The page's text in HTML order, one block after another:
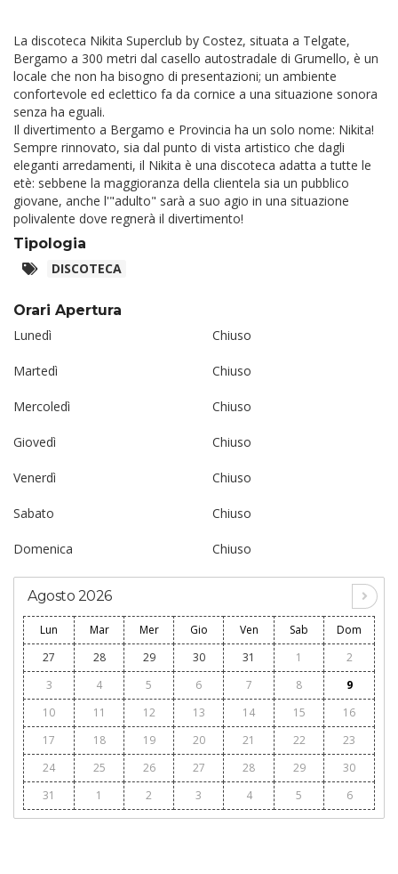
La discoteca Nikita Superclub by Costez, situata a Telgate,
Bergamo a 300 metri dal casello autostradale di Grumello, è un
locale che non ha bisogno di presentazioni; un ambiente
confortevole ed eclettico fa da cornice a una situazione sonora
senza ha eguali.
Il divertimento a Bergamo e Provincia ha un solo nome: Nikita!
Sempre rinnovato, sia dal punto di vista artistico che dagli
eleganti arredamenti, il Nikita è una discoteca adatta a tutte le
etè: sebbene la maggioranza della clientela sia un pubblico
giovane, anche l'"adulto" sarà a suo agio in una situazione
polivalente dove regnerà il divertimento!
Tipologia
DISCOTECA
Orari Apertura
Lunedì
Chiuso
Martedì Chiuso
Mercoledì Chiuso
Giovedì Chiuso
Venerdì Chiuso
Sabato Chiuso
Domenica Chiuso
Agosto 2026
Lun Mar Mer Gio Ven Sab
Dom
27
28 29 30 31 1
2
3
4 5 6 7 8
9
10
11 12 13 14 15
16
17
18 19 20 21 22
23
24
25 26 27 28 29
30
31
1 2 3 4 5 6